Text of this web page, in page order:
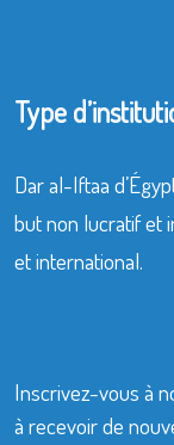
Type
Dar al-Iftaa
but non lucratif et
et international.
Inscrivez-vous à
à recevoir de